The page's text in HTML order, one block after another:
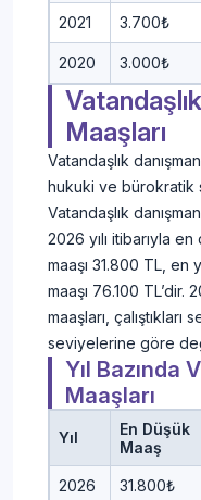
2021 3.700₺
2020 3.000₺
Maaşları
Vatandaşlık
hukuki ve bürokratik
Vatandaşlık
2026 yılı itibarıyla en
maaşı 31.800 TL, en
maaşı 76.100 TL’dir.
maaşları,
seviyelerine göre
Yıl Bazında
Maaşları
Yıl
En Düşük
Maaş
2026 31.800₺